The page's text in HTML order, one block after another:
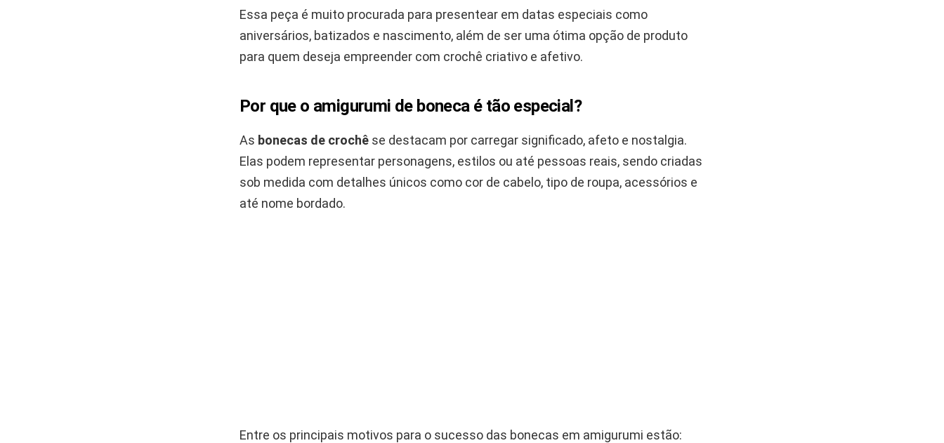
Essa peça é muito procurada para presentear em datas especiais como
aniversários, batizados e nascimento, além de ser uma ótima opção de produto
para quem deseja empreender com crochê criativo e afetivo.
Por que o amigurumi de boneca é tão especial?
As bonecas de crochê se destacam por carregar significado, afeto e nostalgia.
Elas podem representar personagens, estilos ou até pessoas reais, sendo criadas
sob medida com detalhes únicos como cor de cabelo, tipo de roupa, acessórios e
até nome bordado.
Entre os principais motivos para o sucesso das bonecas em amigurumi estão: